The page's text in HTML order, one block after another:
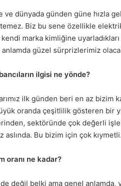
ve dünyada günden güne hızla
Biz bu sene özellikle
marka kimliğine
güzel sürprizlerimiz
ilgisi ne yönde?
ilk günden beri en az
oranda çeşitlilik gösteren bir
sektöründe çok değerli
aslında. Bu bizim için çok
oranı ne kadar?
değil belki ama genel